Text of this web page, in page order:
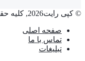
© کپی رایت2026, کلیه حقوق برای آکس مگ محفوظ است.
صفحه اصلی
تماس با ما
تبلیغات